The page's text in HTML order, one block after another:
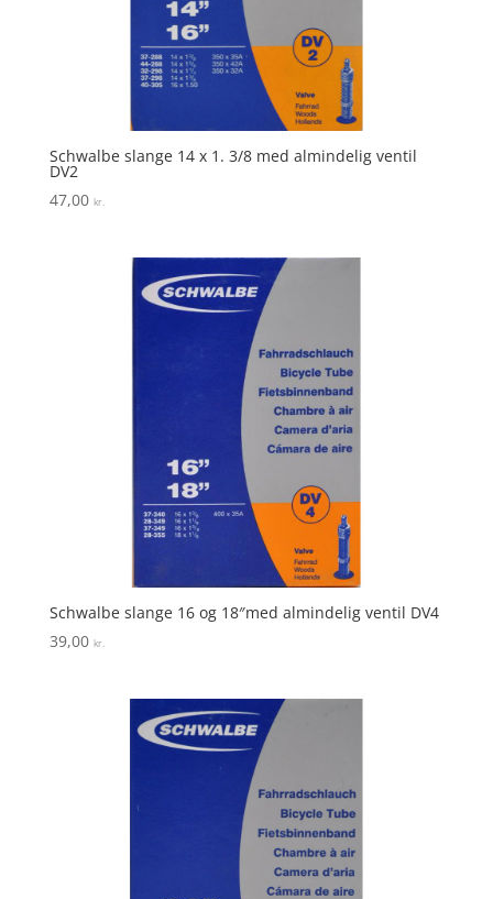
Schwalbe slange 14 x 1. 3/8 med almindelig ventil
DV2
47,00 kr.
Schwalbe slange 16 og 18″med almindelig ventil DV4
39,00 kr.